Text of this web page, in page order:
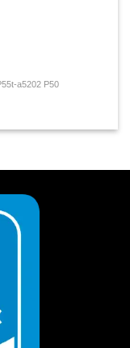
a5202 P50